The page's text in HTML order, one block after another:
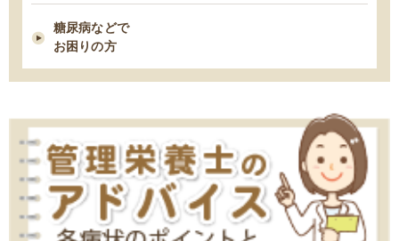
糖尿病性腎症を進行させないための食事療法
胆石症になりやすい人の７つの習慣・特徴
糖尿病などで
お困りの方